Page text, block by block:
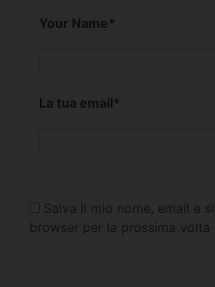
Your Name*
La tua email*
Salva il mio nome, email e
browser per la prossima volta